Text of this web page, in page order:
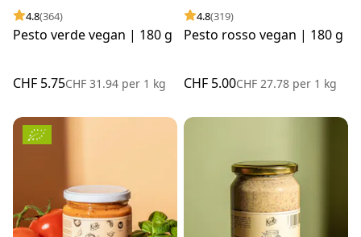
4.8(364)
Pesto verde vegan | 180 g
CHF 5.75CHF 31.94 per 1 kg
4.8(319)
Pesto rosso vegan | 180 g
CHF 5.00CHF 27.78 per 1 kg